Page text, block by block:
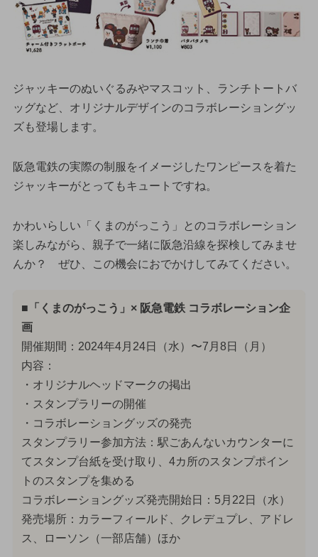
ジャッキーのぬいぐるみやマスコット、ランチトートバ
ッグなど、オリジナルデザインのコラボレーショングッ
ズも登場します。
阪急電鉄の実際の制服をイメージしたワンピースを着た
ジャッキーがとってもキュートですね。
かわいらしい「くまのがっこう」とのコラボレーション
楽しみながら、親子で一緒に阪急沿線を探検してみませ
んか？ ぜひ、この機会におでかけしてみてください。
■「くまのがっこう」× 阪急電鉄 コラボレーション企
画
開催期間：2024年4月24日（水）〜7月8日（月）
内容：
・オリジナルヘッドマークの掲出
・スタンプラリーの開催
・コラボレーショングッズの発売
スタンプラリー参加方法：駅ごあんないカウンターに
てスタンプ台紙を受け取り、4カ所のスタンプポイン
トのスタンプを集める
コラボレーショングッズ発売開始日：5月22日（水）
発売場所：カラーフィールド、クレデュプレ、アドレ
ス、ローソン（一部店舗）ほか